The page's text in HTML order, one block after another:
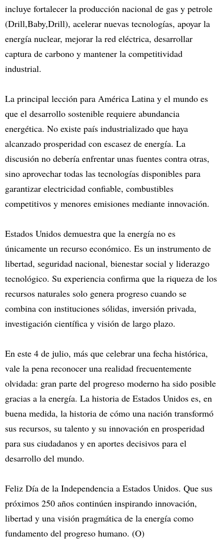
incluye fortalecer la producción nacional de gas y petrole
(Drill,Baby,Drill), acelerar nuevas tecnologías, apoyar la
energía nuclear, mejorar la red eléctrica, desarrollar
captura de carbono y mantener la competitividad
industrial.
La principal lección para América Latina y el mundo es
que el desarrollo sostenible requiere abundancia
energética. No existe país industrializado que haya
alcanzado prosperidad con escasez de energía. La
discusión no debería enfrentar unas fuentes contra otras,
sino aprovechar todas las tecnologías disponibles para
garantizar electricidad confiable, combustibles
competitivos y menores emisiones mediante innovación.
Estados Unidos demuestra que la energía no es
únicamente un recurso económico. Es un instrumento de
libertad, seguridad nacional, bienestar social y liderazgo
tecnológico. Su experiencia confirma que la riqueza de los
recursos naturales solo genera progreso cuando se
combina con instituciones sólidas, inversión privada,
investigación científica y visión de largo plazo.
En este 4 de julio, más que celebrar una fecha histórica,
vale la pena reconocer una realidad frecuentemente
olvidada: gran parte del progreso moderno ha sido posible
gracias a la energía. La historia de Estados Unidos es, en
buena medida, la historia de cómo una nación transformó
sus recursos, su talento y su innovación en prosperidad
para sus ciudadanos y en aportes decisivos para el
desarrollo del mundo.
Feliz Día de la Independencia a Estados Unidos. Que sus
próximos 250 años continúen inspirando innovación,
libertad y una visión pragmática de la energía como
fundamento del progreso humano. (O)